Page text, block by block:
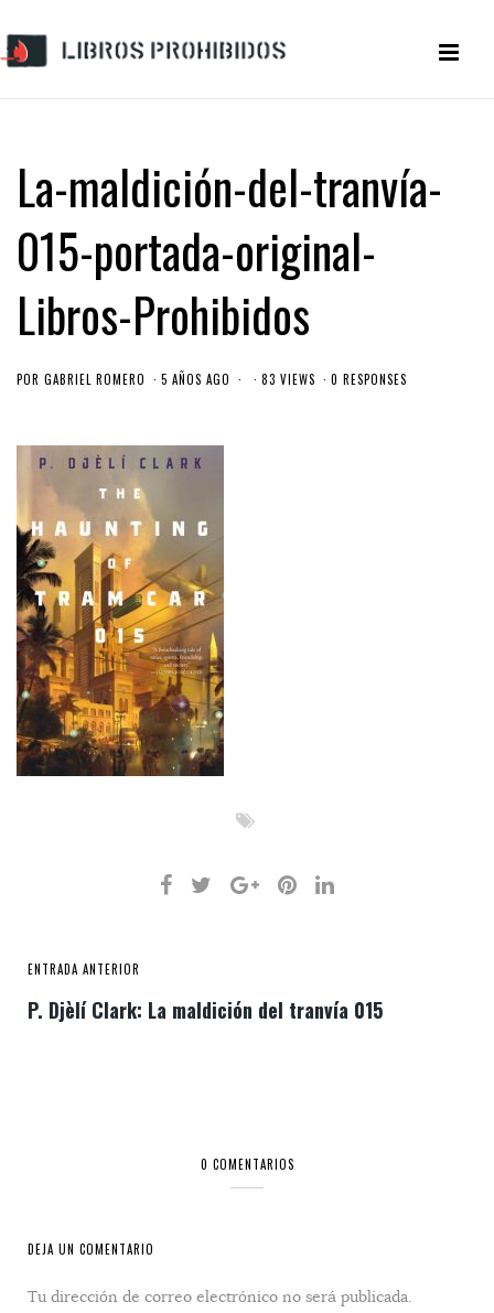
La-maldición-del-tranvía-
015-portada-original-
Libros-Prohibidos
POR GABRIEL ROMERO 5 AÑOS AGO 83 VIEWS 0 RESPONSES
ENTRADA ANTERIOR
P. Djèlí Clark: La maldición del tranvía 015
0 COMENTARIOS
DEJA UN COMENTARIO
Tu dirección de correo electrónico no será publicada.